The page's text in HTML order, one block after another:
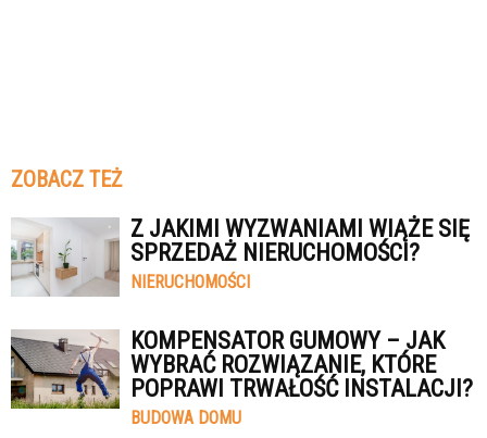
ZOBACZ TEŻ
Z JAKIMI WYZWANIAMI WIĄŻE SIĘ
SPRZEDAŻ NIERUCHOMOŚCI?
NIERUCHOMOŚCI
KOMPENSATOR GUMOWY – JAK
WYBRAĆ ROZWIĄZANIE, KTÓRE
POPRAWI TRWAŁOŚĆ INSTALACJI?
BUDOWA DOMU